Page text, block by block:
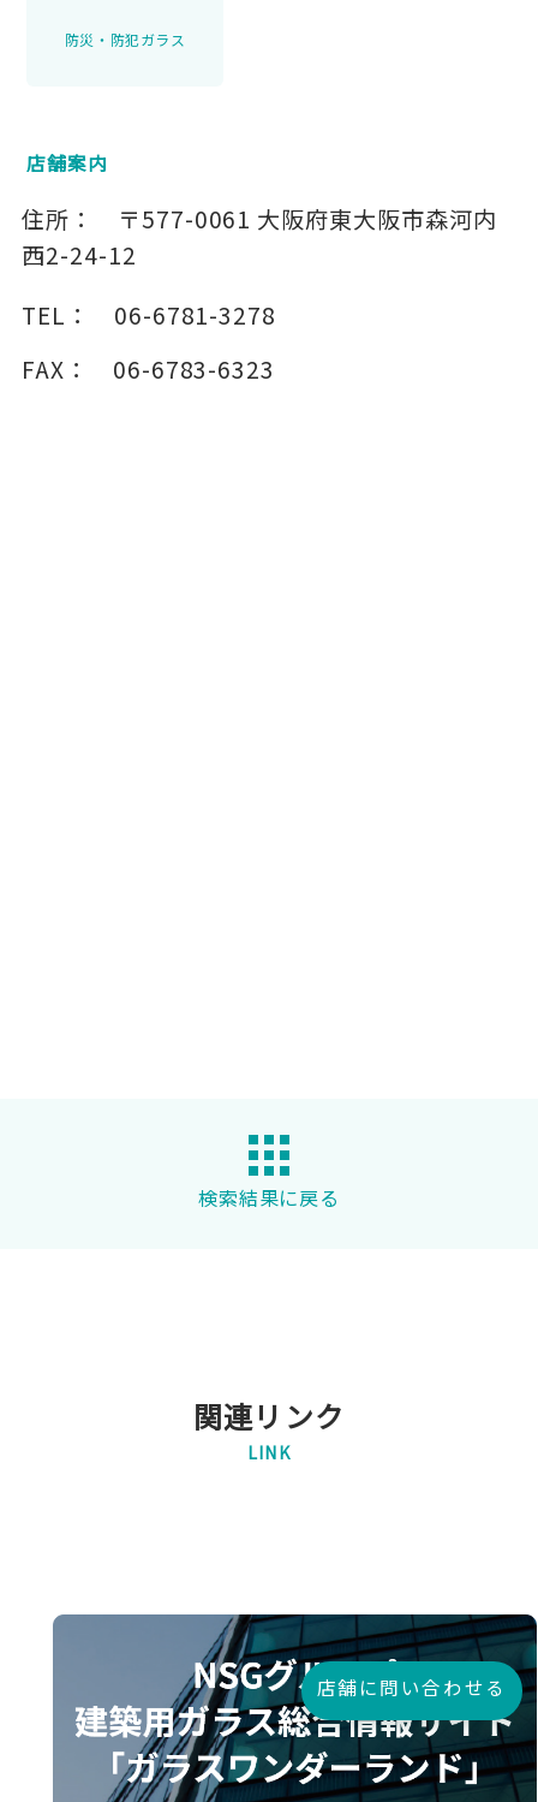
防災・防犯ガラス
店舗案内
住所： 〒577-0061 大阪府東大阪市森河内
西2-24-12
TEL：
06-6781-3278
FAX：
06-6783-6323
検索結果に戻る
関連リンク
LINK
店舗に問い合わせる